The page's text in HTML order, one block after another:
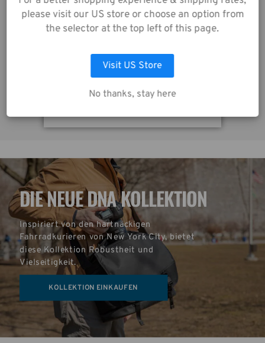
Skyline v2 Pouch 3 – Grau
DIE NEUE DNA KOLLEKTION
Inspiriert von den hartnäckigen
Fahrradkurieren von New York City, bietet
diese Kollektion Robustheit und
Vielseitigkeit.
KOLLEKTION EINKAUFEN
Datenschutzrichtlinie
zu.
AUSWAHL ANPASSEN
ALLE COOKIES AKZEPTIEREN
please visit our US store or choose an option from
the selector at the top left of this page.
Visit US Store
No thanks, stay here